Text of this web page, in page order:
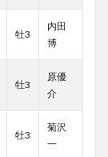
牡3
内田
博
牡3
原優
介
牡3
菊沢
一